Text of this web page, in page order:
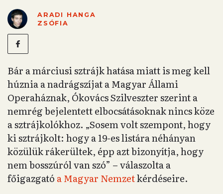
ARADI HANGA
ZSÓFIA
Bár a márciusi sztrájk hatása miatt is meg kell
húznia a nadrágszíjat a Magyar Állami
Operaháznak, Ókovács Szilveszter szerint a
nemrég bejelentett elbocsátásoknak nincs köze
a sztrájkolókhoz. „Sosem volt szempont, hogy
ki sztrájkolt: hogy a 19-es listára néhányan
közülük rákerültek, épp azt bizonyítja, hogy
nem bosszúról van szó” – válaszolta a
főigazgató a Magyar Nemzetkérdéseire.